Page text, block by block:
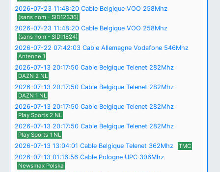
2026-07-23 11:48:20 Cable Belgique VOO 258Mhz
(sans nom - SID12336)
2026-07-23 11:48:20 Cable Belgique VOO 258Mhz
(sans nom - SID11824)
2026-07-22 07:42:03 Cable Allemagne Vodafone 546Mhz
Antenne 1
2026-07-13 20:17:50 Cable Belgique Telenet 282Mhz
DAZN 2 NL
2026-07-13 20:17:50 Cable Belgique Telenet 282Mhz
DAZN 1 NL
2026-07-13 20:17:50 Cable Belgique Telenet 282Mhz
Play Sports 2 NL
2026-07-13 20:17:50 Cable Belgique Telenet 282Mhz
Play Sports 1 NL
2026-07-13 13:04:01 Cable Belgique Telenet 362Mhz TMC
2026-07-13 01:16:56 Cable Pologne UPC 306Mhz
Newsmax Polska